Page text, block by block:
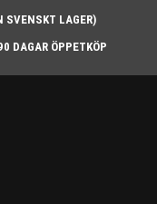
SVENSKT LAGER)
DAGAR ÖPPETKÖP